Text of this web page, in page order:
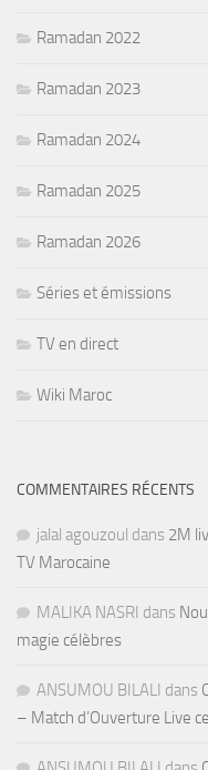
Ramadan 2022
Ramadan 2023
Ramadan 2024
Ramadan 2025
Ramadan 2026
Séries et émissions
TV en direct
Wiki Maroc
COMMENTAIRES RÉCENTS
jalal agouzoul dans 2M
TV Marocaine
MALIKA NASRI dans
magie célèbres
ANSUMOU BILALI dans
– Match d’Ouverture Live